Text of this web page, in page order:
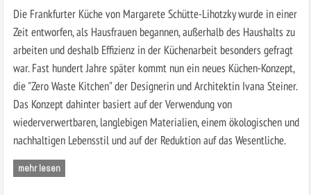
Die Frankfurter Küche von Margarete Schütte-Lihotzky wurde in einer
Zeit entworfen, als Hausfrauen begannen, außerhalb des Haushalts zu
arbeiten und deshalb Effizienz in der Küchenarbeit besonders gefragt
war. Fast hundert Jahre später kommt nun ein neues Küchen-Konzept,
die "Zero Waste Kitchen" der Designerin und Architektin Ivana Steiner.
Das Konzept dahinter basiert auf der Verwendung von
wiederverwertbaren, langlebigen Materialien, einem ökologischen und
nachhaltigen Lebensstil und auf der Reduktion auf das Wesentliche.
mehr lesen